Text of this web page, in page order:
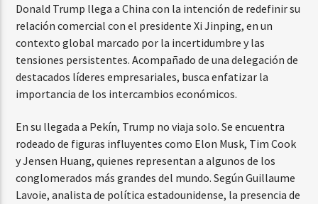
Donald Trump llega a China con la intención de redefinir su
relación comercial con el presidente Xi Jinping, en un
contexto global marcado por la incertidumbre y las
tensiones persistentes. Acompañado de una delegación de
destacados líderes empresariales, busca enfatizar la
importancia de los intercambios económicos.
En su llegada a Pekín, Trump no viaja solo. Se encuentra
rodeado de figuras influyentes como Elon Musk, Tim Cook
y Jensen Huang, quienes representan a algunos de los
conglomerados más grandes del mundo. Según Guillaume
Lavoie, analista de política estadounidense, la presencia de